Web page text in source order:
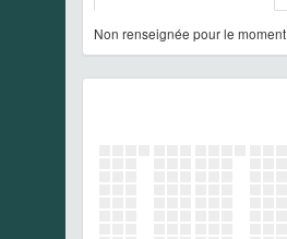
Non renseignée pour le moment